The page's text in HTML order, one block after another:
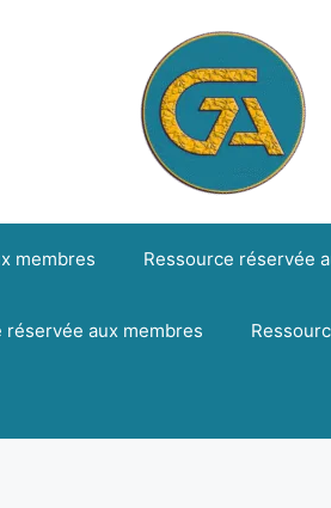
membres Ressource réservée
réservée aux membres